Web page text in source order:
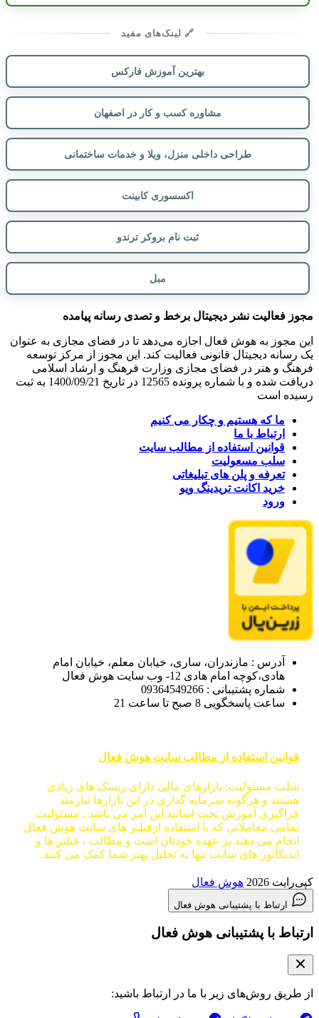
🔗 لینک‌های مفید
بهترین آموزش فارکس
مشاوره کسب و کار در اصفهان
طراحی داخلی منزل، ویلا و خدمات ساختمانی
اکسسوری کابینت
ثبت نام بروکر ترندو
مبل
مجوز فعالیت نشر دیجیتال برخط و تصدی رسانه پیامده
این مجوز به هوش فعال اجازه می‌دهد تا در فضای مجازی به عنوان
یک رسانه دیجیتال قانونی فعالیت کند. این مجوز از مرکز توسعه
فرهنگ و هنر در فضای مجازی وزارت فرهنگ و ارشاد اسلامی
دریافت شده و با شماره پرونده 12565 در تاریخ 1400/09/21 به ثبت
رسیده است
ما که هستیم و چکار می کنیم
ارتباط با ما
قوانین استفاده از مطالب سایت
سلب مسعولیت
تعرفه و پلن های تبلیغاتی
خرید اکانت تریدینگ ویو
ورود
آدرس : مازندران، ساری، خیابان معلم، خیابان امام
هادی،کوچه امام هادی 12- وب سایت هوش فعال
شماره پشتیبانی : 09364549266
ساعت پاسخگویی 8 صبح تا ساعت 21
قوانین استفاده از مطالب سایت هوش فعال
سلب مسئولیت: بازارهای مالی دارای ریسک های زیادی
هستند و هرگونه سرمایه گذاری در این بازارها نیازمند
فراگیری آموزش تحت اساتید این امر می باشد . مسئولیت
تمامی معاملاتی که با استفاده ازفیلتر های سایت هوش فعال
انجام می دهید بر عهده خودتان است و مطالب ، فیلتر ها و
اندیکاتور های سایت تنها به تحلیل بهتر شما کمک می کنند.
کپی‌رایت 2026 هوش فعال
ارتباط با پشتیبانی هوش فعال
ارتباط با پشتیبانی هوش فعال
از طریق روش‌های زیر با ما در ارتباط باشید: